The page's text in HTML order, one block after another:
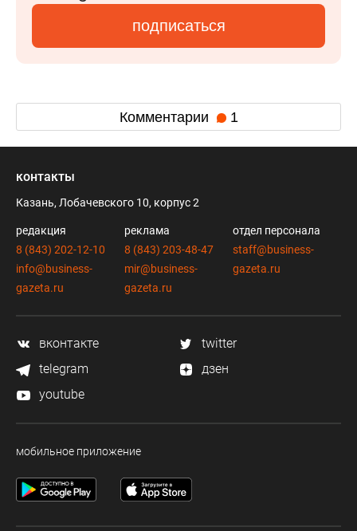
подписаться
Комментарии 1
контакты
Казань, Лобачевского 10, корпус 2
редакция
8 (843) 202-12-10
info@business-
gazeta.ru
реклама
8 (843) 203-48-47
mir@business-
gazeta.ru
отдел персонала
staff@business-
gazeta.ru
вконтакте
twitter
telegram
дзен
youtube
мобильное приложение